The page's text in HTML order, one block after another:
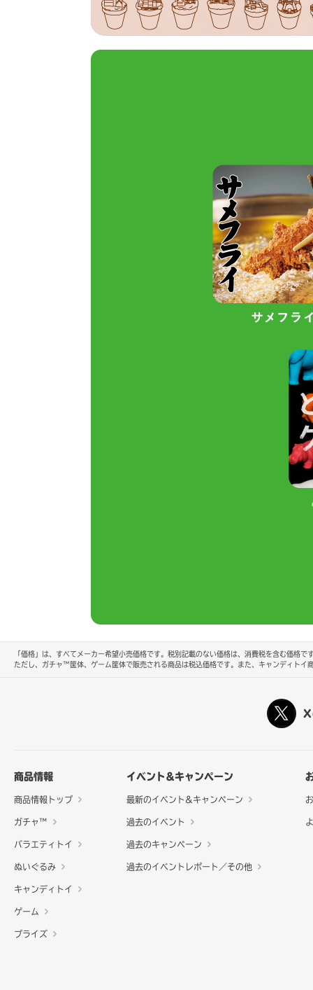
「価格」は、すべてメーカー希望小売価格です。税別記載のない価格は、消費税を含む価
ただし、ガチャ™筐体、ゲーム筐体で販売される商品は税込価格です。また、キャンディトイ
商品情報
商品情報トップ
ガチャ™
バラエティトイ
ぬいぐるみ
キャンディトイ
ゲーム
プライズ
イベント&キャンペーン
最新のイベント&キャンペーン
過去のイベント
過去のキャンペーン
過去のイベントレポート／その他